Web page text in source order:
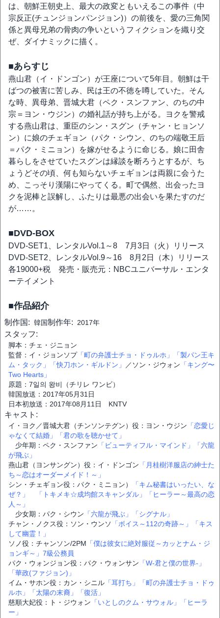
は、朝鮮王朝史上、最大の政変ともいえるこの事件（中
宗反正(チュンジョンパンジョン)）の前後を、愛の三角関
係と異母兄弟の骨肉の争いというフィクションを織り交
ぜ、ダイナミックに描く。
■あらすじ
燕山君（イ・ドンゴン）が王座について5年目。朝鮮は干
ばつの被害に苦しみ、民は王の不徳を噂していた。そん
な時、異母弟、晋城大君（ペク・スンファン、のちの中
宗＝ヨン・ウジン）の婚礼話が持ち上がる。ヨクを警戒
する燕山君は、重臣のシン・スグン（チャン・ヒョンソ
ン）に娘のチェギョン（パク・シウン、のちの端敬王后
＝パク・ミニョン）を嫁がせるように命じる。娘に田舎
暮らしをさせていたスグンは縁談を断ろうとするが、ち
ょうどその頃、何も知らないチェギョンは両親に会うた
め、こっそり漢陽にやってくる。町で偶然、出会ったヨ
クを泥棒と誤解し、ふたりは最悪の出会いを果たすのだ
が……。
■DVD-BOX
DVD-SET1、レンタルVol.1～8 7月3日（火）リリース
DVD-SET2、レンタルVol.9～16 8月2日（木）リリース
各19000+税 発売・販売元：NBCユニバーサル・エンタ
ーテイメント
■作品紹介
制作国: 韓国制作年: 2017年
スタッフ:
脚本：チェ・ジニョン
監督：イ・ジョンソプ「町の弁護士チョ・ドゥルホ」
「製パン王キ
ム・タック」
「快刀ホン・ギルドン」 ／ソン・ジウォン 「キング〜
Two Hearts」
原題：7일의 왕비（チリレ ワンビ）
韓国放送：2017年05月31日
日本初放送：2017年08月11日 KNTV
キャスト:
イ・ヨク／晋城大君（チンソンテグン）役：ヨン・ウジン 「恋愛じ
ゃなくて結婚」
「君の歌を聴かせて」
少年期：ペク・スンファン 「ビューティフル・マインド」
「六龍
が飛ぶ」
燕山君（ヨンサングン）役：イ・ドンゴン 「月桂樹洋服店の紳士た
ち～恋はオーダーメイド！～」
シン・チェギョン役：パク・ミニョン）
「キム秘書はいったい、な
ぜ？」
「トキメキ☆成均館スキャンダル」
「ヒーラー～最高の恋
人～」
少女期：パク・シウン 「六龍が飛ぶ」
「シグナル」
チャン・ノクス役：ソン・ウンソ
「ボイス～112の奇跡～」
「キス
して幽霊！」
ソノ役：チャンソン/2PM 「僕は彼女に絶対服従～カッとナム・ジ
ョンギ～」 7級公務員
パク・ウォンジョン役：パク・ウォンサン 「W-君と僕の世界-」
「華政(ファジョン)」
イム・サホン役：カン・シニル 「耳打ち」
「町の弁護士チョ・ドゥ
ルホ」
「太陽の末裔」
「復活」
慈順大妃役：ト・ジウォン 「いとしのクム・サウォル」
「ヒーラ
ー」